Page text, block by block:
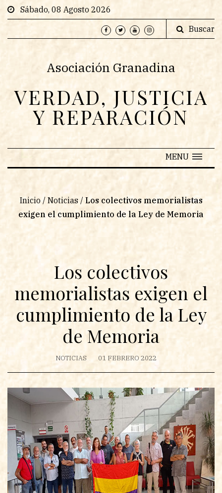
Sábado, 08 Agosto 2026
Buscar
Asociación Granadina
VERDAD, JUSTICIA
Y REPARACIÓN
MENU
Inicio / Noticias / Los colectivos memorialistas
exigen el cumplimiento de la Ley de Memoria
Los colectivos
memorialistas exigen el
cumplimiento de la Ley
de Memoria
NOTICIAS 01 FEBRERO 2022